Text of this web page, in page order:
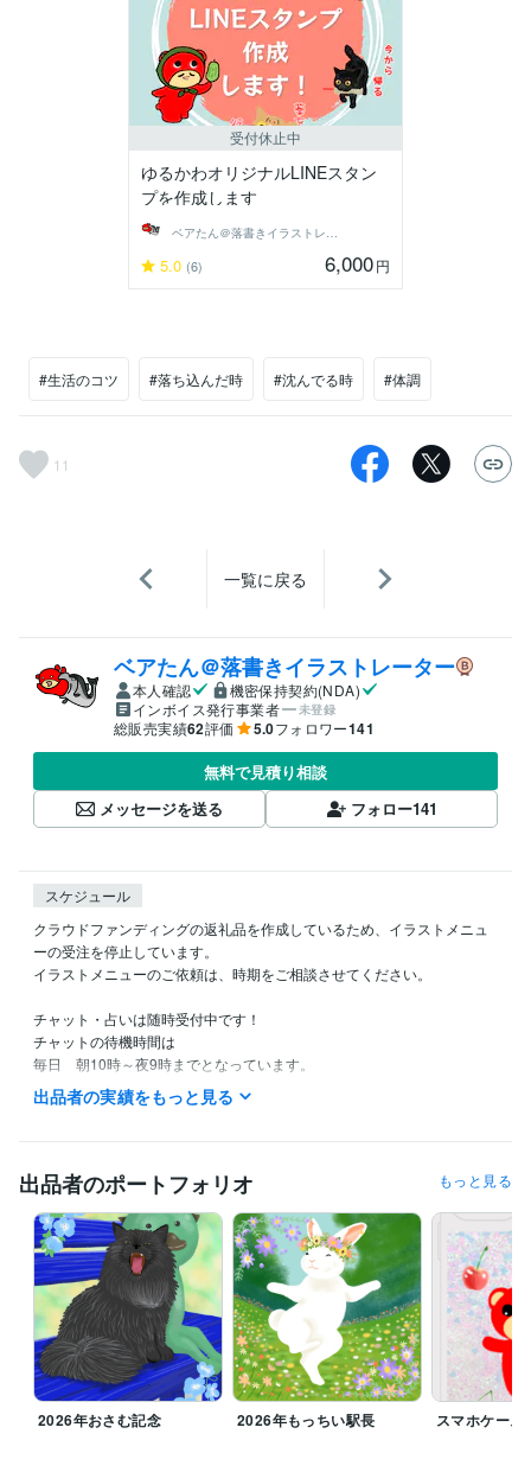
受付休止中
ゆるかわオリジナルLINEスタン
プを作成します
ベアたん＠落書きイラストレーター
5.0 (6) 6,000円
#生活のコツ #落ち込んだ時 #沈んでる時 #体調
11
一覧に戻る
ベアたん＠落書きイラストレーター
本人確認
機密保持契約(NDA)
インボイス発行事業者
未登録
総販売実績62評価 5.0フォロワー141
無料で見積り相談
メッセージを送る
フォロー141
スケジュール
クラウドファンディングの返礼品を作成しているため、イラストメニュ
ーの受注を停止しています。
イラストメニューのご依頼は、時期をご相談させてください。
チャット・占いは随時受付中です！
チャットの待機時間は
毎日　朝10時～夜9時までとなっています。
（夜9時には寝てしまうので申し訳ないです。。。）
イラストレーター・漫画家 / イラストレーター 経験年数 : 17年
職歴
地方公務員 1996年3月 ~ 2007年2月
麻生田カフェ 2007年3月 ~ 2009年3月
資格・検定
調理師 取得年 : 2018年
タロットリーディングマスター 取得年 : 2022年
秘書技能検定2級 取得年 : 2003年
ビジネス・クリエイティブツール
Adobe Photoshop:6年 ibisPaint:6年
出品者の実績をもっと見る
出品者のポートフォリオ もっと見る
2026年おさむ記念 2026年もっちい駅長 スマホケース